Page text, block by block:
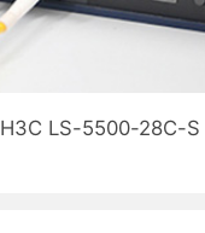
H3C LS-5500-28C-S